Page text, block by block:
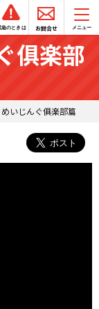
急のときは お問合せ メニュー
俱楽部
いじんぐ俱楽部篇